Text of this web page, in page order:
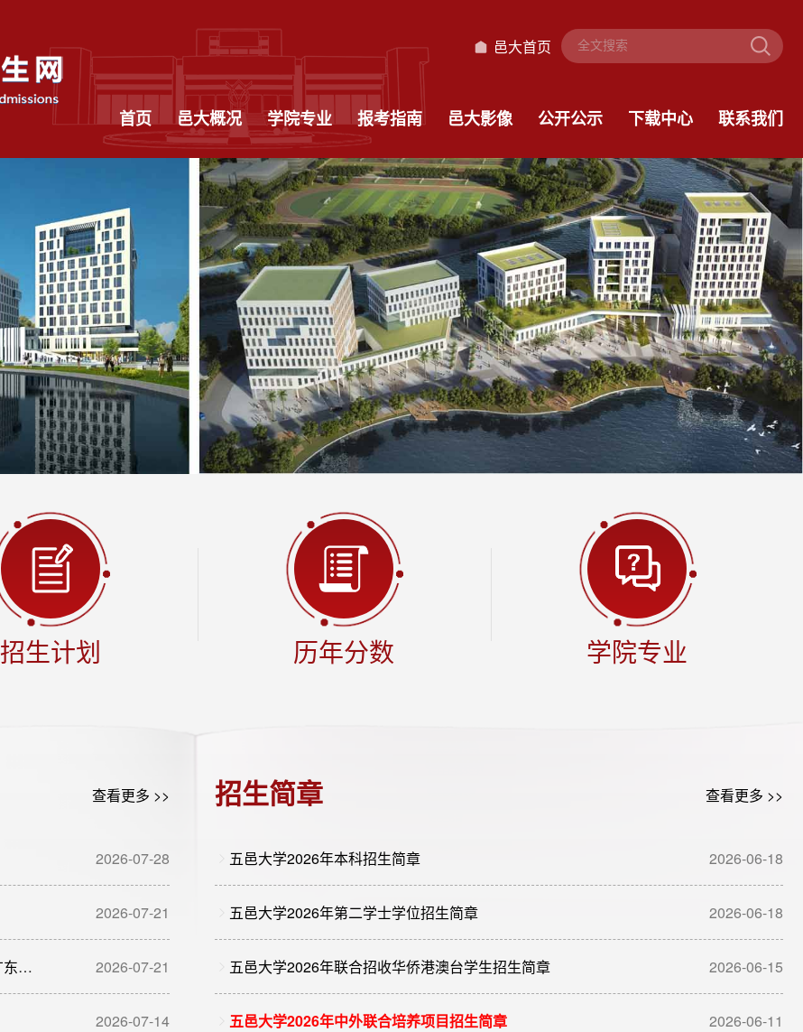
邑大首页
首页 邑大概况 学院专业 报考指南 邑大影像 公开公示 下载中心 联系我们
招生计划 历年分数 学院专业
查看更多 >>
2026-07-28
2026-07-21
超特控线人数较去年倍增，占比近75%，五邑大学2026年广东省本科批次录取结果公布！ 2026-07-21
2026-07-14
招生简章 查看更多 >>
五邑大学2026年本科招生简章 2026-06-18
五邑大学2026年第二学士学位招生简章 2026-06-18
五邑大学2026年联合招收华侨港澳台学生招生简章 2026-06-15
五邑大学2026年中外联合培养项目招生简章 2026-06-11